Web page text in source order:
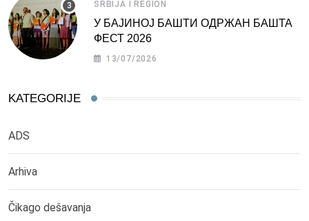
SRBIJA I REGION
У БАЈИНОЈ БАШТИ ОДРЖАН БАШТА
ФЕСТ 2026
13/07/2026
KATEGORIJE
ADS
Arhiva
Čikago dešavanja